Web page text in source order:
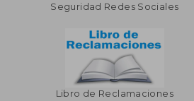
Seguridad Redes Sociales
Libro de Reclamaciones